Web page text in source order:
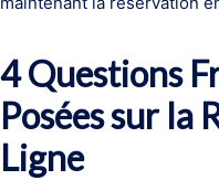
4 Questions
Posées sur la
Ligne